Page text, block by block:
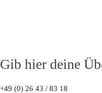
Gib hier deine
+49 (0) 26 43 / 83 18